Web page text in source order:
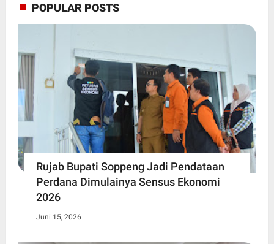
POPULAR POSTS
Rujab Bupati Soppeng Jadi Pendataan
Perdana Dimulainya Sensus Ekonomi
2026
Juni 15, 2026